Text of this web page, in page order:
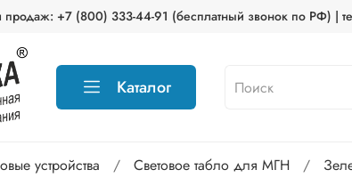
продаж: +7 (800) 333-44-91 (бесплатный звонок по РФ) |
Каталог
устройства Световое табло для МГН